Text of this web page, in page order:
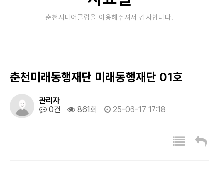
자료실(이전자료)
춘천시니어클럽을 이용해주셔서 감사합니다.
춘천미래동행재단 미래동행재단 01호
관리자
0건
861회 25-06-17 17:18